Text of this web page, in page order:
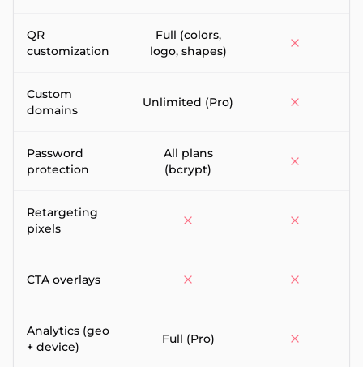
QR
customization
Full (colors,
logo, shapes)
Custom
domains
Unlimited (Pro)
Password
protection
All plans
(bcrypt)
Retargeting
pixels
CTA overlays
Analytics (geo
+ device)
Full (Pro)